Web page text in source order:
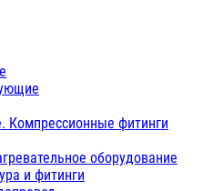
Компрессионные фитинги
оборудование
и фитинги